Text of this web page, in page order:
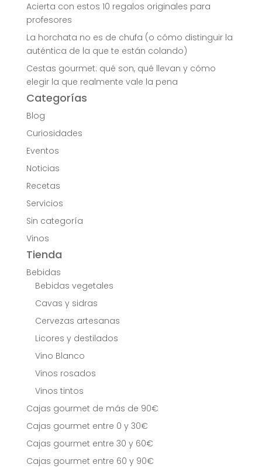
Acierta con estos 10 regalos originales para
profesores
La horchata no es de chufa (o cómo distinguir la
auténtica de la que te están colando)
Cestas gourmet: qué son, qué llevan y cómo
elegir la que realmente vale la pena
Categorías
Blog
Curiosidades
Eventos
Noticias
Recetas
Servicios
Sin categoría
Vinos
Tienda
Bebidas
Bebidas vegetales
Cavas y sidras
Cervezas artesanas
Licores y destilados
Vino Blanco
Vinos rosados
Vinos tintos
Cajas gourmet de más de 90€
Cajas gourmet entre 0 y 30€
Cajas gourmet entre 30 y 60€
Cajas gourmet entre 60 y 90€